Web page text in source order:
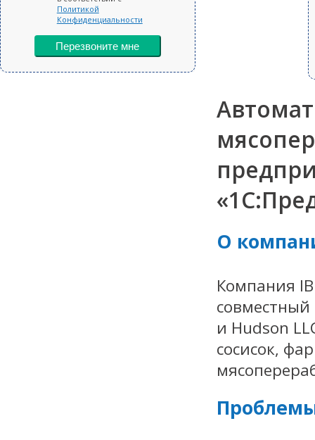
Политикой
Конфиденциальности
Перезвоните мне
О
Компания
совместный
и Hudson
сосисок,